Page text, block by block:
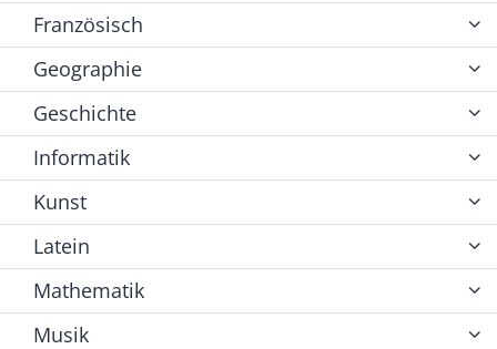
Französisch
Geographie
Geschichte
Informatik
Kunst
Latein
Mathematik
Musik